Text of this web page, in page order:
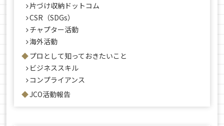
片づけ収納ドットコム
CSR（SDGs）
チャプター活動
海外活動
プロとして知っておきたいこと
ビジネススキル
コンプライアンス
JCO活動報告